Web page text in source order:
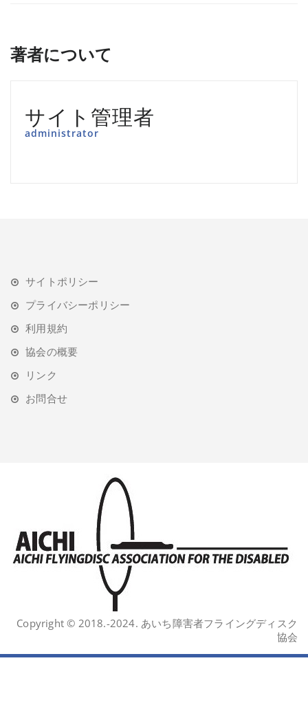
著者について
サイト管理者
administrator
サイトポリシー
プライバシーポリシー
利用規約
協会の概要
リンク
お問合せ
Copyright © 2018.-2024. あいち障害者フライングディスク
協会